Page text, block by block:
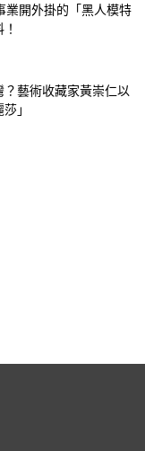
業開外掛的「黑人模特
藝術收藏家黃崇仁以
」